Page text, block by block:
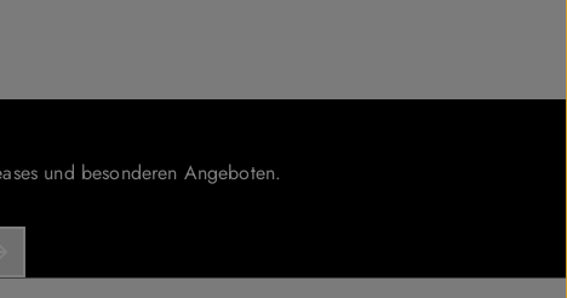
und besonderen Angeboten.